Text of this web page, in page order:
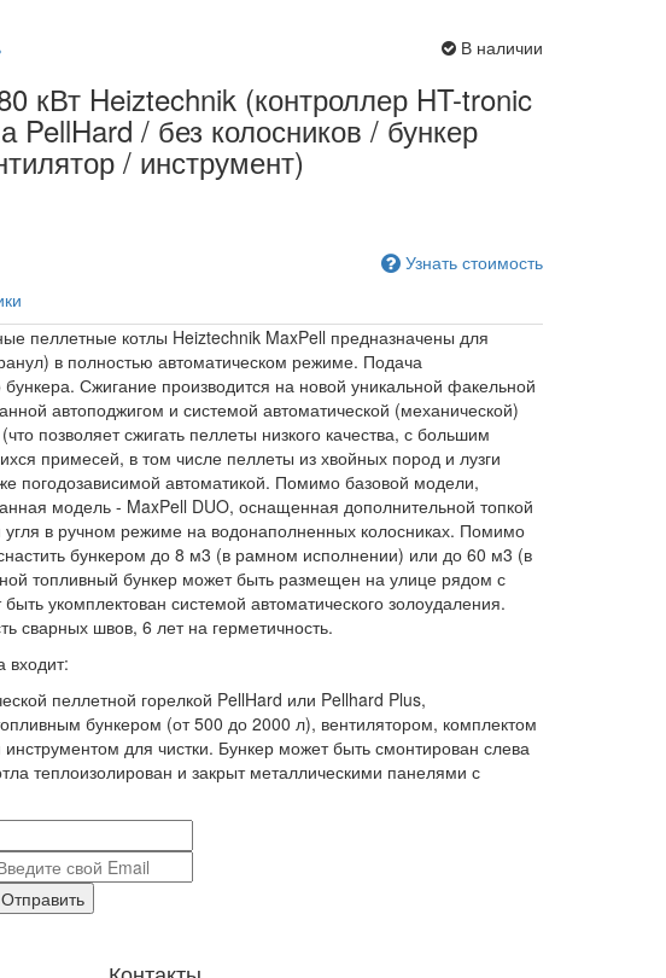
В наличии
кВт Heiztechnik (контроллер HT-tronic
PellHard / без колосников / бункер
/ инструмент)
Узнать стоимость
пеллетные котлы Heiztechnik MaxPell предназначены для
в полностью автоматическом режиме. Подача
бункера. Сжигание производится на новой уникальной факельной
автоподжигом и системой автоматической (механической)
позволяет сжигать пеллеты низкого качества, с большим
примесей, в том числе пеллеты из хвойных пород и лузги
погодозависимой автоматикой. Помимо базовой модели,
модель - MaxPell DUO, оснащенная дополнительной топкой
угля в ручном режиме на водонаполненных колосниках. Помимо
бункером до 8 м3 (в рамном исполнении) или до 60 м3 (в
топливный бункер может быть размещен на улице рядом с
укомплектован системой автоматического золоудаления.
сварных швов, 6 лет на герметичность.
входит:
пеллетной горелкой PellHard или Pellhard Plus,
бункером (от 500 до 2000 л), вентилятором, комплектом
для чистки. Бункер может быть смонтирован слева
теплоизолирован и закрыт металлическими панелями с
Отправить